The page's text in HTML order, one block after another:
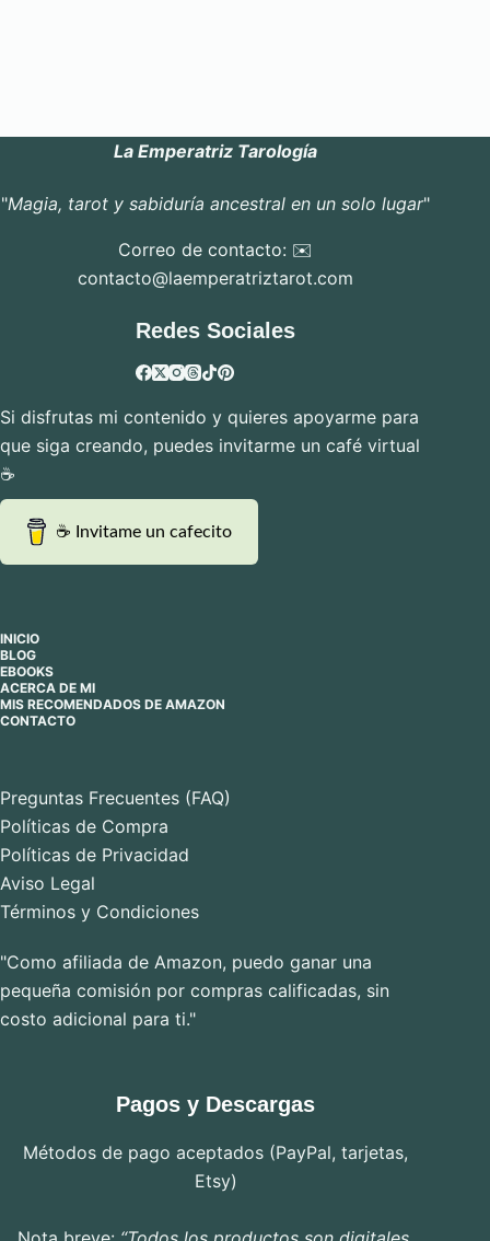
La Emperatriz Tarología
"Magia, tarot y sabiduría ancestral en un solo lugar"
Correo de contacto: ✉️
contacto@laemperatriztarot.com
Redes Sociales
Si disfrutas mi contenido y quieres apoyarme para
que siga creando, puedes invitarme un café virtual
☕
☕ Invitame un cafecito
INICIO
BLOG
EBOOKS
ACERCA DE MI
MIS RECOMENDADOS DE AMAZON
CONTACTO
Preguntas Frecuentes (FAQ)
Políticas de Compra
Políticas de Privacidad
Aviso Legal
Términos y Condiciones
"Como afiliada de Amazon, puedo ganar una
pequeña comisión por compras calificadas, sin
costo adicional para ti."
Pagos y Descargas
Métodos de pago aceptados (PayPal, tarjetas,
Etsy)